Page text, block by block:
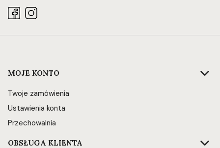
Linki w stopce
MOJE KONTO
Twoje zamówienia
Ustawienia konta
Przechowalnia
OBSŁUGA KLIENTA